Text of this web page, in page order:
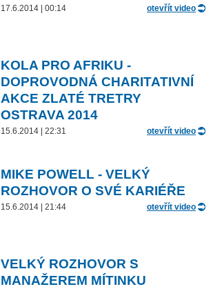
17.6.2014 | 00:14 otevřít video
KOLA PRO AFRIKU -
DOPROVODNÁ CHARITATIVNÍ
AKCE ZLATÉ TRETRY
OSTRAVA 2014
15.6.2014 | 22:31 otevřít video
MIKE POWELL - VELKÝ
ROZHOVOR O SVÉ KARIÉŘE
15.6.2014 | 21:44 otevřít video
VELKÝ ROZHOVOR S
MANAŽEREM MÍTINKU